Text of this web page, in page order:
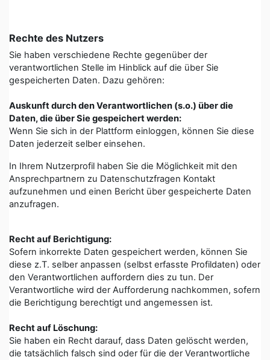
Rechte des Nutzers
Sie haben verschiedene Rechte gegenüber der
verantwortlichen Stelle im Hinblick auf die über Sie
gespeicherten Daten. Dazu gehören:
Auskunft durch den Verantwortlichen (s.o.) über die
Daten, die über Sie gespeichert werden:
Wenn Sie sich in der Plattform einloggen, können Sie diese
Daten jederzeit selber einsehen.
In Ihrem Nutzerprofil haben Sie die Möglichkeit mit den
Ansprechpartnern zu Datenschutzfragen Kontakt
aufzunehmen und einen Bericht über gespeicherte Daten
anzufragen.
Recht auf Berichtigung:
Sofern inkorrekte Daten gespeichert werden, können Sie
diese z.T. selber anpassen (selbst erfasste Profildaten) oder
den Verantwortlichen auffordern dies zu tun. Der
Verantwortliche wird der Aufforderung nachkommen, sofern
die Berichtigung berechtigt und angemessen ist.
Recht auf Löschung:
Sie haben ein Recht darauf, dass Daten gelöscht werden,
die tatsächlich falsch sind oder für die der Verantwortliche